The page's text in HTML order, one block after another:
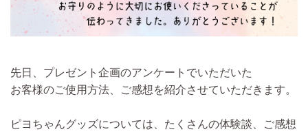
先日、プレゼント企画のアンケートでいただいた
お客様のご使用方法、ご感想を紹介させていただきます。
ピヨちゃんグッズについては、たくさんの体験談、ご感想